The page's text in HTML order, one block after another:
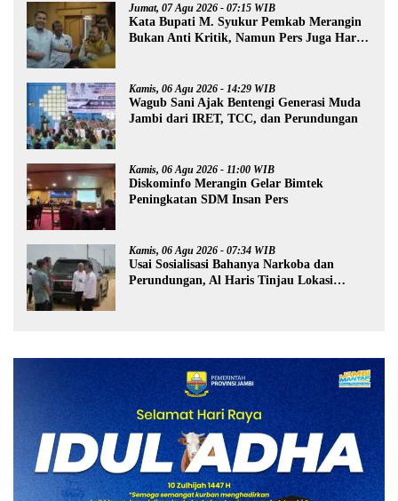
Jumat, 07 Agu 2026 - 07:15 WIB
Kata Bupati M. Syukur Pemkab Merangin
Bukan Anti Kritik, Namun Pers Juga Harus
Kamis, 06 Agu 2026 - 14:29 WIB
Wagub Sani Ajak Bentengi Generasi Muda
Jambi dari IRET, TCC, dan Perundungan
Kamis, 06 Agu 2026 - 11:00 WIB
Diskominfo Merangin Gelar Bimtek
Peningkatan SDM Insan Pers
Kamis, 06 Agu 2026 - 07:34 WIB
Usai Sosialisasi Bahanya Narkoba dan
Perundungan, Al Haris Tinjau Lokasi